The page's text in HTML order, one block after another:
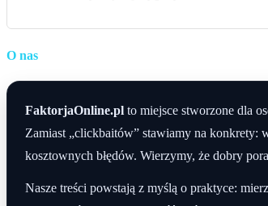
O nas
FaktorjaOnline.pl to miejsce stworzone dla
Zamiast „clickbaitów” stawiamy na konkrety:
kosztownych błędów. Wierzymy, że dobry
Nasze treści powstają z myślą o praktyce: